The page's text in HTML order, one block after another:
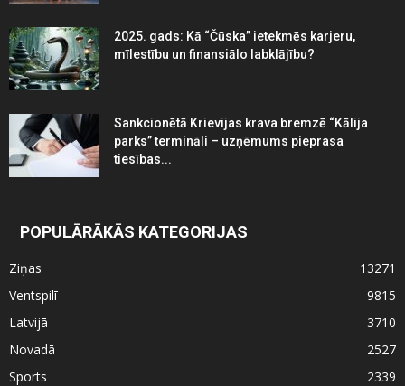
2025. gads: Kā “Čūska” ietekmēs karjeru,
mīlestību un finansiālo labklājību?
Sankcionētā Krievijas krava bremzē “Kālija
parks” termināli – uzņēmums pieprasa
tiesības...
POPULĀRĀKĀS KATEGORIJAS
Ziņas
13271
Ventspilī
9815
Latvijā
3710
Novadā
2527
Sports
2339